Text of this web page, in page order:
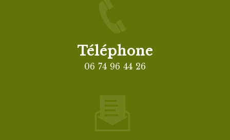
Téléphone
06 74 96 44 26